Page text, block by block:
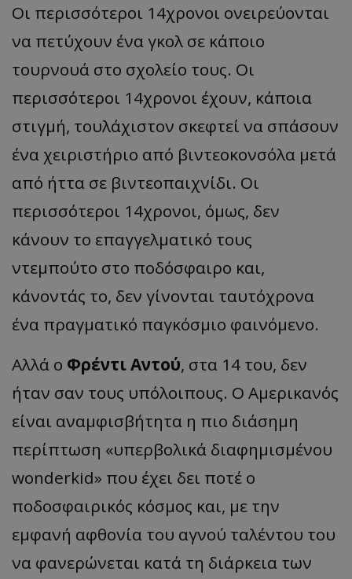
Οι περισσότεροι 14χρονοι ονειρεύονται
να πετύχουν ένα γκολ σε κάποιο
τουρνουά στο σχολείο τους. Οι
περισσότεροι 14χρονοι έχουν, κάποια
στιγμή, τουλάχιστον σκεφτεί να σπάσουν
ένα χειριστήριο από βιντεοκονσόλα μετά
από ήττα σε βιντεοπαιχνίδι. Οι
περισσότεροι 14χρονοι, όμως, δεν
κάνουν το επαγγελματικό τους
ντεμπούτο στο ποδόσφαιρο και,
κάνοντάς το, δεν γίνονται ταυτόχρονα
ένα πραγματικό παγκόσμιο φαινόμενο.
Αλλά ο Φρέντι Αντού, στα 14 του, δεν
ήταν σαν τους υπόλοιπους. Ο Αμερικανός
είναι αναμφισβήτητα η πιο διάσημη
περίπτωση «υπερβολικά διαφημισμένου
wonderkid» που έχει δει ποτέ ο
ποδοσφαιρικός κόσμος και, με την
εμφανή αφθονία του αγνού ταλέντου του
να φανερώνεται κατά τη διάρκεια των